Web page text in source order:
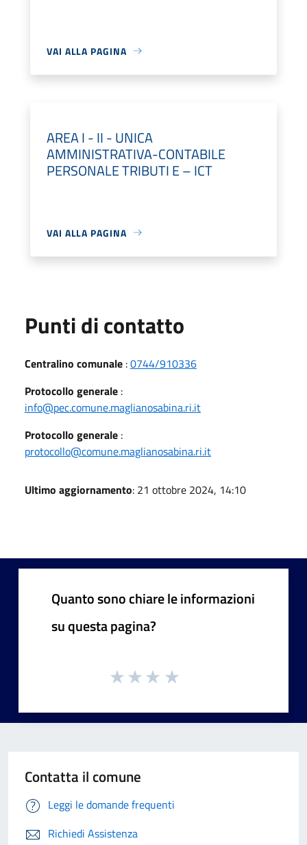
VAI ALLA PAGINA
AREA I - II - UNICA
AMMINISTRATIVA-CONTABILE
PERSONALE TRIBUTI E – ICT
VAI ALLA PAGINA
Punti di contatto
Centralino comunale :0744/910336
Protocollo generale :
info@pec.comune.maglianosabina.ri.it
Protocollo generale :
protocollo@comune.maglianosabina.ri.it
Ultimo aggiornamento: 21 ottobre 2024, 14:10
Quanto sono chiare le informazioni
su questa pagina?
Contatta il comune
Leggi le domande frequenti
Richiedi Assistenza